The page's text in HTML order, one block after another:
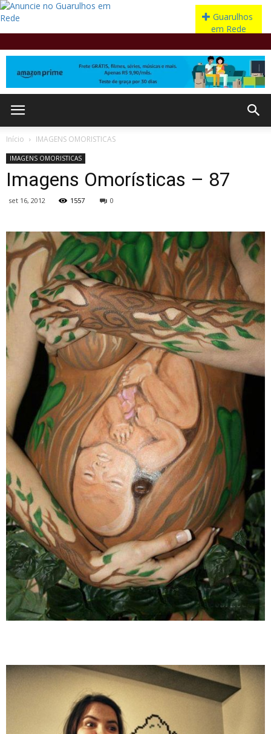
Início IMAGENS OMORISTICAS
IMAGENS OMORISTICAS
Imagens Omorísticas – 87
set 16, 2012 1557 0